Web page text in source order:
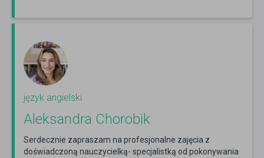
język angielski
Aleksandra Chorobik
Serdecznie zapraszam na profesjonalne zajęcia z
doświadczoną nauczycielką- specjalistką od pokonywania